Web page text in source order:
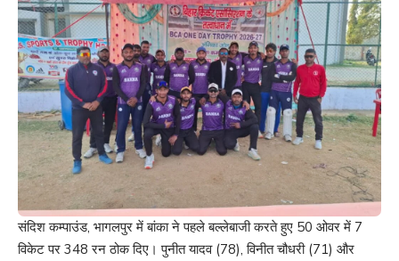
संदिश कम्पाउंड, भागलपुर में बांका ने पहले बल्लेबाजी करते हुए 50 ओवर में 7
विकेट पर 348 रन ठोक दिए। पुनीत यादव (78), विनीत चौधरी (71) और